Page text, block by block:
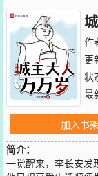
作
更
状
最
加入书架
简介：
一觉醒来，李长安发